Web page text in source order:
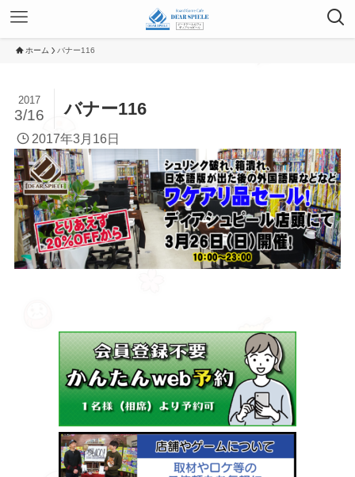
ホーム バナー116
バナー116
2017
3/16
2017年3月16日